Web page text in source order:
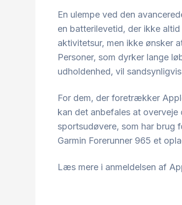
En ulempe ved den
en batterilevetid, der ikke
aktivitetsur, men ikke ønsker
Personer, som dyrker lange
udholdenhed, vil
For dem, der foretrækker
kan det anbefales at overveje
sportsudøvere, som har brug
Garmin Forerunner 965 et
Læs mere i anmeldelsen af